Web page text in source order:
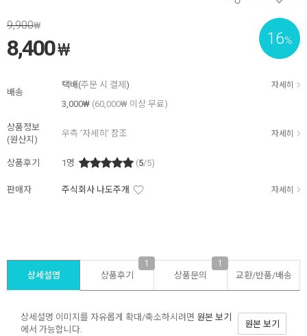
16%
9,900₩
8,400₩
배송
택배(주문 시 결제 ) 자세히
3,000₩ (60,000₩ 이상 무료)
상품정보
(원산지)
우측 '자세히' 참조 자세히
상품후기 1 명 (5/5)
판매자 주식회사 나도주개 자세히
상세설명 상품후기
1
상품문의
1
교환/반품/배송
상세설명 이미지를 자유롭게 확대/축소하시려면 원본 보기
에서 가능합니다.
원본 보기